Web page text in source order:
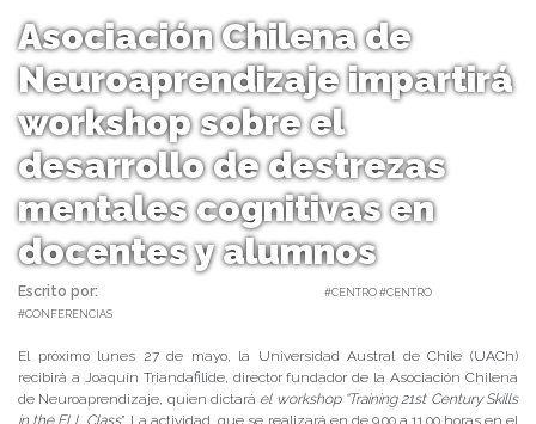
Asociación Chilena de
Neuroaprendizaje impartirá
workshop sobre el
desarrollo de destrezas
mentales cognitivas en
docentes y alumnos
Escrito por:
#CENTRO #CENTRO
#CONFERENCIAS
El próximo lunes 27 de mayo, la Universidad Austral de Chile (UACh)
recibirá a Joaquín Triandafilide, director fundador de la Asociación Chilena
de Neuroaprendizaje, quien dictará el workshop “Training 21st Century Skills
in the ELL Class”. La actividad, que se realizará en de 9.00 a 11.00 horas en el